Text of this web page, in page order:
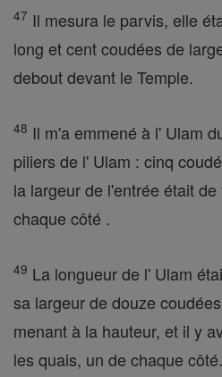
47 Il mesura le parvis, elle
long et cent coudées de
debout devant le Temple.
48 Il m'a emmené à l' Ulam
piliers de l' Ulam : cinq
la largeur de l'entrée était
chaque côté .
49 La longueur de l' Ulam
sa largeur de douze
menant à la hauteur, et il y
les quais, un de chaque côté.